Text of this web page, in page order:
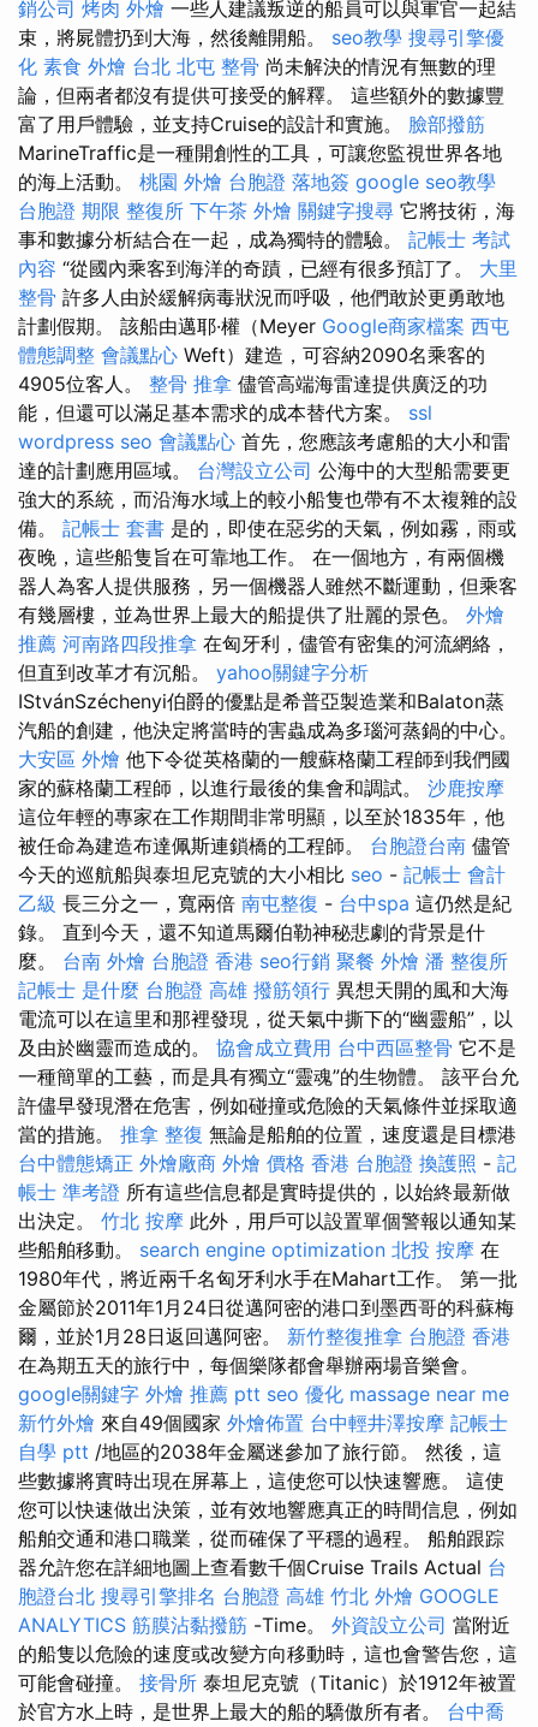
銷公司 烤肉 外燴 一些人建議叛逆的船員可以與軍官一起結
束，將屍體扔到大海，然後離開船。 seo教學 搜尋引擎優
化 素食 外燴 台北 北屯 整骨 尚未解決的情況有無數的理
論，但兩者都沒有提供可接受的解釋。 這些額外的數據豐
富了用戶體驗，並支持Cruise的設計和實施。 臉部撥筋
MarineTraffic是一種開創性的工具，可讓您監視世界各地
的海上活動。 桃園 外燴 台胞證 落地簽 google seo教學
台胞證 期限 整復所 下午茶 外燴 關鍵字搜尋 它將技術，海
事和數據分析結合在一起，成為獨特的體驗。 記帳士 考試
內容 “從國內乘客到海洋的奇蹟，已經有很多預訂了。 大里
整骨 許多人由於緩解病毒狀況而呼吸，他們敢於更勇敢地
計劃假期。 該船由邁耶·權（Meyer Google商家檔案 西屯
體態調整 會議點心 Weft）建造，可容納2090名乘客的
4905位客人。 整骨 推拿 儘管高端海雷達提供廣泛的功
能，但還可以滿足基本需求的成本替代方案。 ssl
wordpress seo 會議點心 首先，您應該考慮船的大小和雷
達的計劃應用區域。 台灣設立公司 公海中的大型船需要更
強大的系統，而沿海水域上的較小船隻也帶有不太複雜的設
備。 記帳士 套書 是的，即使在惡劣的天氣，例如霧，雨或
夜晚，這些船隻旨在可靠地工作。 在一個地方，有兩個機
器人為客人提供服務，另一個機器人雖然不斷運動，但乘客
有幾層樓，並為世界上最大的船提供了壯麗的景色。 外燴
推薦 河南路四段推拿 在匈牙利，儘管有密集的河流網絡，
但直到改革才有沉船。 yahoo關鍵字分析
IStvánSzéchenyi伯爵的優點是希普亞製造業和Balaton蒸
汽船的創建，他決定將當時的害蟲成為多瑙河蒸鍋的中心。
大安區 外燴 他下令從英格蘭的一艘蘇格蘭工程師到我們國
家的蘇格蘭工程師，以進行最後的集會和調試。 沙鹿按摩
這位年輕的專家在工作期間非常明顯，以至於1835年，他
被任命為建造布達佩斯連鎖橋的工程師。 台胞證台南 儘管
今天的巡航船與泰坦尼克號的大小相比 seo - 記帳士 會計
乙級 長三分之一，寬兩倍 南屯整復 - 台中spa 這仍然是紀
錄。 直到今天，還不知道馬爾伯勒神秘悲劇的背景是什
麼。 台南 外燴 台胞證 香港 seo行銷 聚餐 外燴 潘 整復所
記帳士 是什麼 台胞證 高雄 撥筋領行 異想天開的風和大海
電流可以在這里和那裡發現，從天氣中撕下的“幽靈船”，以
及由於幽靈而造成的。 協會成立費用 台中西區整骨 它不是
一種簡單的工藝，而是具有獨立“靈魂”的生物體。 該平台允
許儘早發現潛在危害，例如碰撞或危險的天氣條件並採取適
當的措施。 推拿 整復 無論是船舶的位置，速度還是目標港
台中體態矯正 外燴廠商 外燴 價格 香港 台胞證 換護照 - 記
帳士 準考證 所有這些信息都是實時提供的，以始終最新做
出決定。 竹北 按摩 此外，用戶可以設置單個警報以通知某
些船舶移動。 search engine optimization 北投 按摩 在
1980年代，將近兩千名匈牙利水手在Mahart工作。 第一批
金屬節於2011年1月24日從邁阿密的港口到墨西哥的科蘇梅
爾，並於1月28日返回邁阿密。 新竹整復推拿 台胞證 香港
在為期五天的旅行中，每個樂隊都會舉辦兩場音樂會。
google關鍵字 外燴 推薦 ptt seo 優化 massage near me
新竹外燴 來自49個國家 外燴佈置 台中輕井澤按摩 記帳士
自學 ptt /地區的2038年金屬迷參加了旅行節。 然後，這
些數據將實時出現在屏幕上，這使您可以快速響應。 這使
您可以快速做出決策，並有效地響應真正的時間信息，例如
船舶交通和港口職業，從而確保了平穩的過程。 船舶跟踪
器允許您在詳細地圖上查看數千個Cruise Trails Actual 台
胞證台北 搜尋引擎排名 台胞證 高雄 竹北 外燴 GOOGLE
ANALYTICS 筋膜沾黏撥筋 -Time。 外資設立公司 當附近
的船隻以危險的速度或改變方向移動時，這也會警告您，這
可能會碰撞。 接骨所 泰坦尼克號（Titanic）於1912年被置
於官方水上時，是世界上最大的船的驕傲所有者。 台中喬